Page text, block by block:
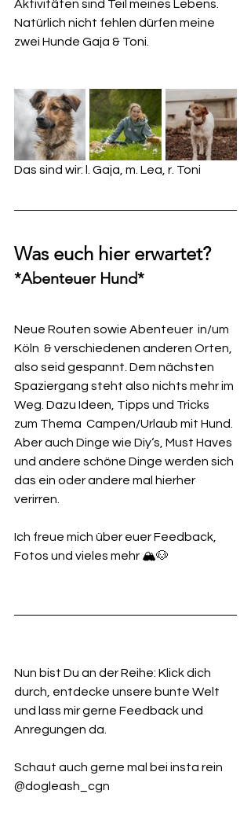
Aktivitäten sind Teil meines Lebens.
Natürlich nicht fehlen dürfen meine
zwei Hunde Gaja & Toni.
Das sind wir: l. Gaja, m. Lea, r. Toni
Was euch hier erwartet?
*Abenteuer Hund*
Neue Routen sowie Abenteuer  in/um
Köln  & verschiedenen anderen Orten,
also seid gespannt. Dem nächsten
Spaziergang steht also nichts mehr im
Weg. Dazu Ideen, Tipps und Tricks
zum Thema  Campen/Urlaub mit Hund.
Aber auch Dinge wie Diy‘s, Must Haves
und andere schöne Dinge werden sich
das ein oder andere mal hierher
verirren.
Ich freue mich über euer Feedback,
Fotos und vieles mehr 🏔️🐶
Nun bist Du an der Reihe: Klick dich
durch, entdecke unsere bunte Welt
und lass mir gerne Feedback und
Anregungen da.
Schaut auch gerne mal bei insta rein
@dogleash_cgn